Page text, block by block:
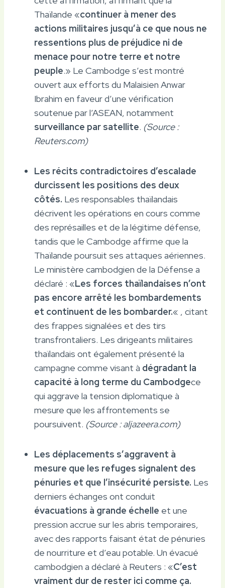
Thaïlande «continuer à mener des
actions militaires jusqu’à ce que nous ne
ressentions plus de préjudice ni de
menace pour notre terre et notre
peuple.» Le Cambodge s’est montré
ouvert aux efforts du Malaisien Anwar
Ibrahim en faveur d’une vérification
soutenue par l’ASEAN, notamment
surveillance par satellite. (Source :
Reuters.com)
Les récits contradictoires d’escalade
durcissent les positions des deux
côtés. Les responsables thaïlandais
décrivent les opérations en cours comme
des représailles et de la légitime défense,
tandis que le Cambodge affirme que la
Thaïlande poursuit ses attaques aériennes.
Le ministère cambodgien de la Défense a
déclaré : «Les forces thaïlandaises n’ont
pas encore arrêté les bombardements
et continuent de les bombarder.« , citant
des frappes signalées et des tirs
transfrontaliers. Les dirigeants militaires
thaïlandais ont également présenté la
campagne comme visant à dégradant la
capacité à long terme du Cambodgece
qui aggrave la tension diplomatique à
mesure que les affrontements se
poursuivent. (Source : aljazeera.com)
Les déplacements s’aggravent à
mesure que les refuges signalent des
pénuries et que l’insécurité persiste. Les
derniers échanges ont conduit
évacuations à grande échelle et une
pression accrue sur les abris temporaires,
avec des rapports faisant état de pénuries
de nourriture et d’eau potable. Un évacué
cambodgien a déclaré à Reuters : «C’est
vraiment dur de rester ici comme ça.